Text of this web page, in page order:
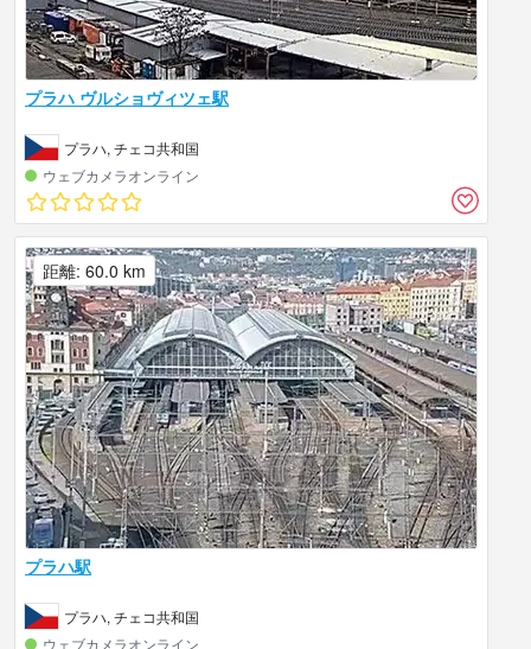
プラハ ヴルショヴィツェ駅
プラハ, チェコ共和国
ウェブカメラオンライン
プラハ駅
プラハ, チェコ共和国
ウェブカメラオンライン
距離: 60.0 km